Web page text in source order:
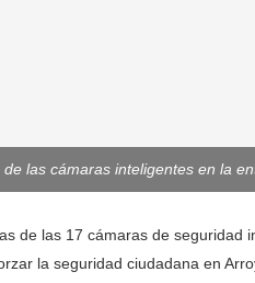
las cámaras inteligentes en la
de las 17 cámaras de seguridad
la seguridad ciudadana en